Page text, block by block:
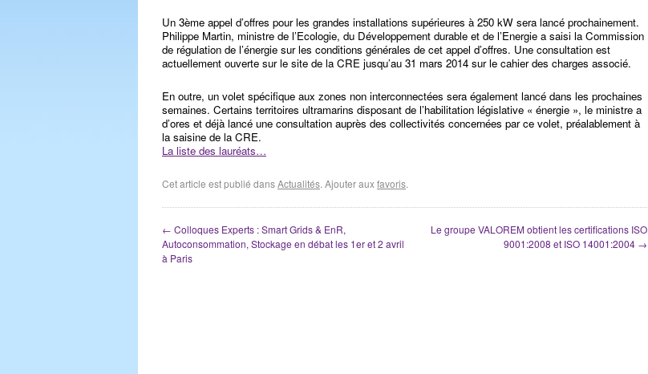
Un 3ème appel d’offres pour les grandes installations supérieures à 250 kW sera lancé prochainement.
Philippe Martin, ministre de l’Ecologie, du Développement durable et de l’Energie a saisi la Commission
de régulation de l’énergie sur les conditions générales de cet appel d’offres. Une consultation est
actuellement ouverte sur le site de la CRE jusqu’au 31 mars 2014 sur le cahier des charges associé.
En outre, un volet spécifique aux zones non interconnectées sera également lancé dans les prochaines
semaines. Certains territoires ultramarins disposant de l’habilitation législative « énergie », le ministre a
d’ores et déjà lancé une consultation auprès des collectivités concernées par ce volet, préalablement à
la saisine de la CRE.
La liste des lauréats…
Cet article est publié dansActualités. Ajouter auxfavoris.
← Colloques Experts : Smart Grids & EnR,
Autoconsommation, Stockage en débat les 1er et 2 avril
à Paris
Le groupe VALOREM obtient les certifications ISO
9001:2008 et ISO 14001:2004 →